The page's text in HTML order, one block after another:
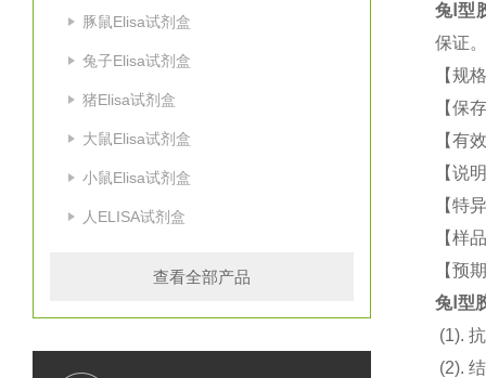
豚鼠Elisa试剂盒
兔子Elisa试剂盒
猪Elisa试剂盒
大鼠Elisa试剂盒
小鼠Elisa试剂盒
人ELISA试剂盒
查看全部产品
兔Ⅰ型
保证
【规
【保
【有
【说
【特
【样
【预
兔Ⅰ型
(1).
(2).